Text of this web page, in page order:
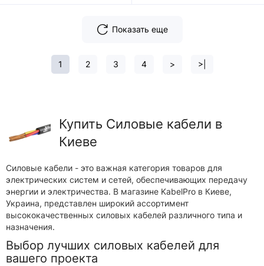
Показать еще
1 2 3 4 > >|
Купить Силовые кабели в
Киеве
Силовые кабели - это важная категория товаров для
электрических систем и сетей, обеспечивающих передачу
энергии и электричества. В магазине KabelPro в Киеве,
Украина, представлен широкий ассортимент
высококачественных силовых кабелей различного типа и
назначения.
Выбор лучших силовых кабелей для
вашего проекта